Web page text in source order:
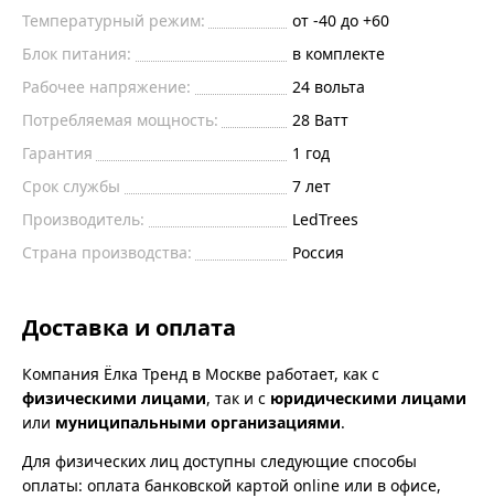
Температурный режим:
от -40 до +60
Блок питания:
в комплекте
Рабочее напряжение:
24 вольта
Потребляемая мощность:
28 Ватт
Гарантия
1 год
Срок службы
7 лет
Производитель:
LedTrees
Страна производства:
Россия
Доставка и оплата
Компания Ёлка Тренд в Москве работает, как с
физическими лицами, так и с юридическими лицами
или муниципальными организациями.
Для физических лиц доступны следующие способы
оплаты: оплата банковской картой online или в офисе,